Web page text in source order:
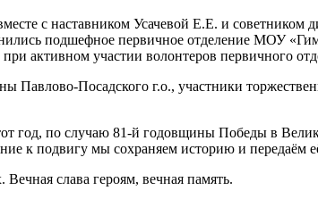
с наставником Усачевой Е.Е. и
подшефное первичное отделение МОУ
активном участии волонтеров первичного
г.о., участники
год, по случаю 81‑й годовщины Победы в
к подвигу мы сохраняем историю и передаём
слава героям, вечная память.